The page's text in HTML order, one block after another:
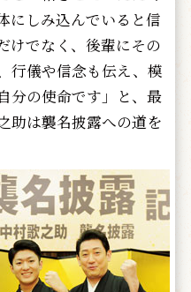
にしみ込んでいると信
けでなく、後輩にその
行儀や信念も伝え、模
分の使命です」と、最
助は襲名披露への道を